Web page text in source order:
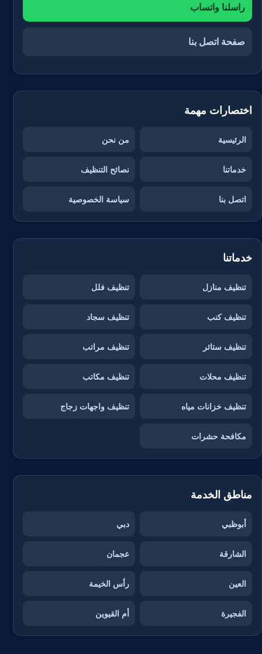
راسلنا واتساب
صفحة اتصل بنا
اختصارات مهمة
الرئيسية من نحن
خدماتنا نصائح التنظيف
اتصل بنا سياسة الخصوصية
خدماتنا
تنظيف منازل تنظيف فلل
تنظيف كنب تنظيف سجاد
تنظيف ستائر تنظيف مراتب
تنظيف محلات تنظيف مكاتب
تنظيف خزانات مياه تنظيف واجهات زجاج
مكافحة حشرات
مناطق الخدمة
أبوظبي دبي
الشارقة عجمان
العين رأس الخيمة
الفجيرة أم القيوين